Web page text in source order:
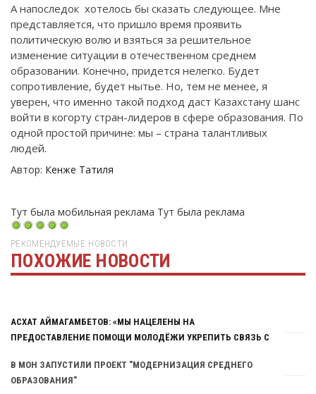
А напоследок хотелось бы сказать следующее. Мне
представляется, что пришло время проявить
политическую волю и взяться за решительное
изменение ситуации в отечественном среднем
образовании. Конечно, придется нелегко. Будет
сопротивление, будет нытье. Но, тем не менее, я
уверен, что именно такой подход даст Казахстану шанс
войти в когорту стран-лидеров в сфере образования. По
одной простой причине: мы – страна талантливых
людей.
Автор: Кенже Татиля
Тут была мобильная реклама Тут была реклама
РЕКОМЕНДУЕМЫЕ НОВОСТИ
ПОХОЖИЕ НОВОСТИ
Тут была реклама
АСХАТ АЙМАГАМБЕТОВ: «МЫ НАЦЕЛЕНЫ НА
ПРЕДОСТАВЛЕНИЕ ПОМОЩИ МОЛОДЁЖИ УКРЕПИТЬ СВЯЗЬ С
В МОН ЗАПУСТИЛИ ПРОЕКТ "МОДЕРНИЗАЦИЯ СРЕДНЕГО
ОБРАЗОВАНИЯ"